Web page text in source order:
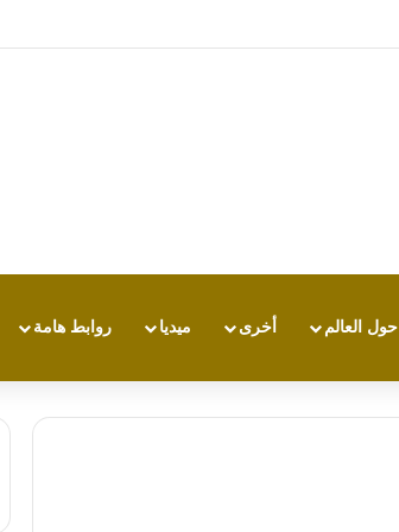
اصطناعي يناسبك أكثر؟
حول العالم أخرى ميديا روابط هامة